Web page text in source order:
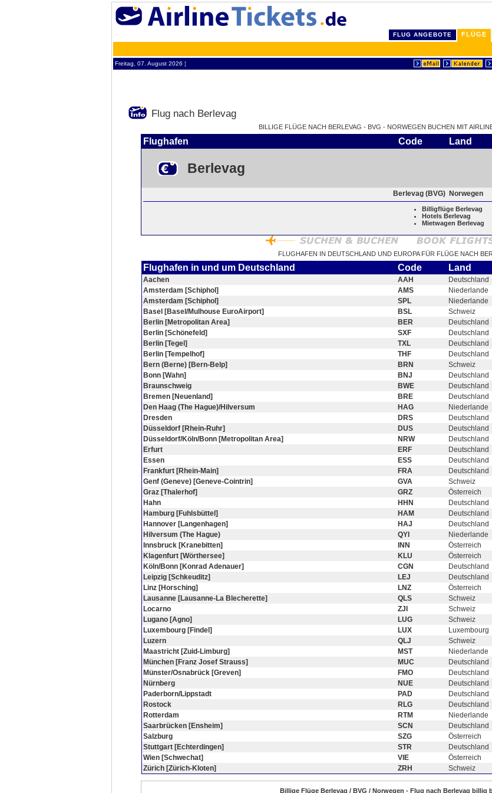
FLUG ANGEBOTE FLÜGE
Freitag, 07. August 2026 ¦
Flug nach Berlevag
BILLIGE FLÜGE NACH BERLEVAG - BVG - NORWEGEN BUCHEN MIT
Flughafen Code Land
Berlevag
Berlevag (BVG) Norwegen
Billigflüge Berlevag
Hotels Berlevag
Mietwagen Berlevag
FLUGHAFEN IN DEUTSCHLAND UND EUROPA FÜR FLÜGE NACH
Flughafen in und um Deutschland Code Land
Aachen AAH
Deutschland
Amsterdam [Schiphol]
AMS
Niederlande
Amsterdam [Schiphol]
SPL
Niederlande
Basel [Basel/Mulhouse EuroAirport]
BSL
Schweiz
Berlin [Metropolitan Area]
BER
Deutschland
Berlin [Schönefeld]
SXF
Deutschland
Berlin [Tegel]
TXL
Deutschland
Berlin [Tempelhof]
THF
Deutschland
Bern (Berne) [Bern-Belp]
BRN
Schweiz
Bonn [Wahn]
BNJ
Deutschland
Braunschweig
BWE
Deutschland
Bremen [Neuenland]
BRE
Deutschland
Den Haag (The Hague)/Hilversum
HAG
Niederlande
Dresden
DRS
Deutschland
Düsseldorf [Rhein-Ruhr]
DUS
Deutschland
Düsseldorf/Köln/Bonn [Metropolitan Area]
NRW
Deutschland
Erfurt
ERF
Deutschland
Essen
ESS
Deutschland
Frankfurt [Rhein-Main]
FRA
Deutschland
Genf (Geneve) [Geneve-Cointrin]
GVA
Schweiz
Graz [Thalerhof]
GRZ
Österreich
Hahn
HHN
Deutschland
Hamburg [Fuhlsbüttel]
HAM
Deutschland
Hannover [Langenhagen]
HAJ
Deutschland
Hilversum (The Hague)
QYI
Niederlande
Innsbruck [Kranebitten]
INN
Österreich
Klagenfurt [Wörthersee]
KLU
Österreich
Köln/Bonn [Konrad Adenauer]
CGN
Deutschland
Leipzig [Schkeuditz]
LEJ
Deutschland
Linz [Horsching]
LNZ
Österreich
Lausanne [Lausanne-La Blecherette]
QLS
Schweiz
Locarno
ZJI
Schweiz
Lugano [Agno]
LUG
Schweiz
Luxembourg [Findel]
LUX
Luxembourg
Luzern
QLJ
Schweiz
Maastricht [Zuid-Limburg]
MST
Niederlande
München [Franz Josef Strauss]
MUC
Deutschland
Münster/Osnabrück [Greven]
FMO
Deutschland
Nürnberg
NUE
Deutschland
Paderborn/Lippstadt
PAD
Deutschland
Rostock
RLG
Deutschland
Rotterdam
RTM
Niederlande
Saarbrücken [Ensheim]
SCN
Deutschland
Salzburg
SZG
Österreich
Stuttgart [Echterdingen]
STR
Deutschland
Wien [Schwechat]
VIE
Österreich
Zürich [Zürich-Kloten]
ZRH Schweiz
Billige Flüge Berlevag / BVG / Norwegen - Flug nach Berlevag billig